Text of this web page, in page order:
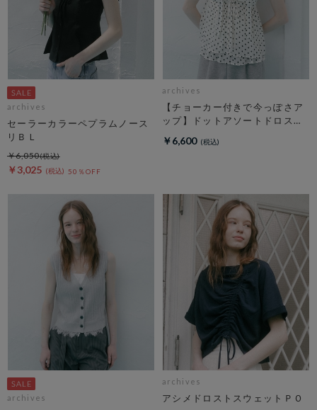
archives
セーラーカラーペプラムノース
リＢＬ
￥3,025 50％OFF
￥6,050
archives
【チョーカー付きで今っぽさア
ップ】ドットアソートドロスト
￥6,600
archives
archives
アシメドロストスウェットＰＯ